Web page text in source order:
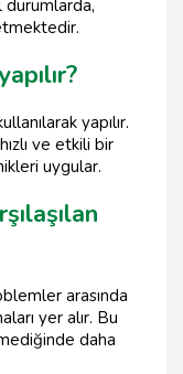
durumlarda,
yapılır.
ve etkili bir
uygular.
arasında
yer alır. Bu
daha